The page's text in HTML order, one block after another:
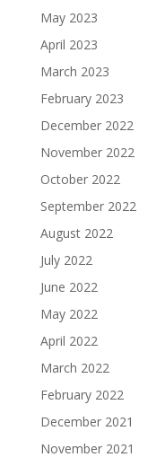
May 2023
April 2023
March 2023
February 2023
December 2022
November 2022
October 2022
September 2022
August 2022
July 2022
June 2022
May 2022
April 2022
March 2022
February 2022
December 2021
November 2021